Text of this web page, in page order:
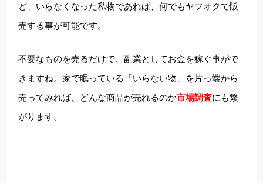
ど、いらなくなった私物であれば、何でもヤフオクで販
売する事が可能です。
不要なものを売るだけで、副業としてお金を稼ぐ事がで
きますね。家で眠っている「いらない物」を片っ端から
売ってみれば、どんな商品が売れるのか市場調査にも繋
がります。